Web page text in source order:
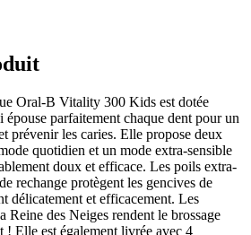
Oral-B Vitality 300 Kids est dotée
épouse parfaitement chaque dent pour un
prévenir les caries. Elle propose deux
quotidien et un mode extra-sensible
doux et efficace. Les poils extra-
rechange protègent les gencives de
délicatement et efficacement. Les
Reine des Neiges rendent le brossage
! Elle est également livrée avec 4